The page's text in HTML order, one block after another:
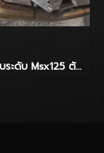
เกียร์โยงปรับระดับ Msx125 ตัวแข่ง